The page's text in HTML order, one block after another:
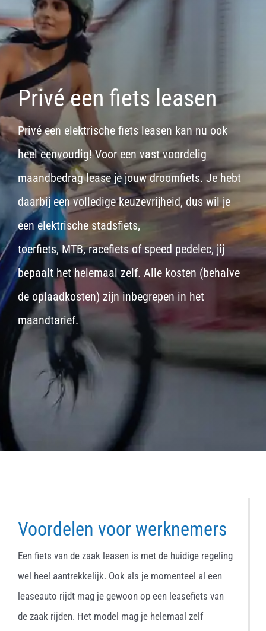
Privé een fiets leasen
Privé een elektrische fiets leasen kan nu ook
heel eenvoudig! Voor een vast voordelig
maandbedrag lease je jouw droomfiets. Je hebt
daarbij een volledige keuzevrijheid, dus wil je
eenelektrische stadsfiets,
toerfiets,MTB,racefietsof speed pedelec, jij
bepaalt het helemaal zelf. Alle kosten (behalve
de oplaadkosten) zijn inbegrepen in het
maandtarief.
Voordelen voor werknemers
Een fiets van de zaak leasen is met de huidige regeling
wel heel aantrekkelijk. Ook als je momenteel al een
leaseauto rijdt mag je gewoon op een leasefiets van
de zaak rijden. Het model mag je helemaal zelf